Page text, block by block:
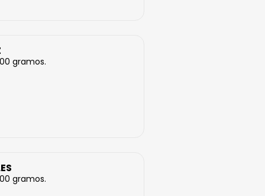
gramos.
gramos.